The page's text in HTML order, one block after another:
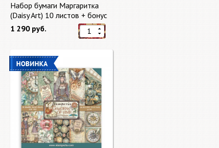
Набор бумаги Маргаритка
(Daisy Art) 10 листов + бонус
от Stamperia
1 290 руб.